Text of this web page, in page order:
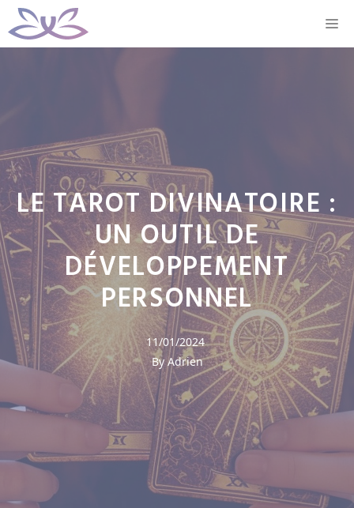
Aller
au
LE TAROT DIVINATOIRE :
UN OUTIL DE
DÉVELOPPEMENT
PERSONNEL
11/01/2024
By Adrien